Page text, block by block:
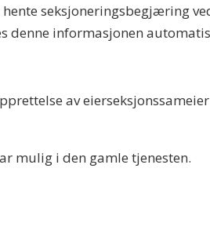
seksjoneringsbegjæring
denne informasjonen
av eierseksjonssameier
mulig i den gamle tjenesten.